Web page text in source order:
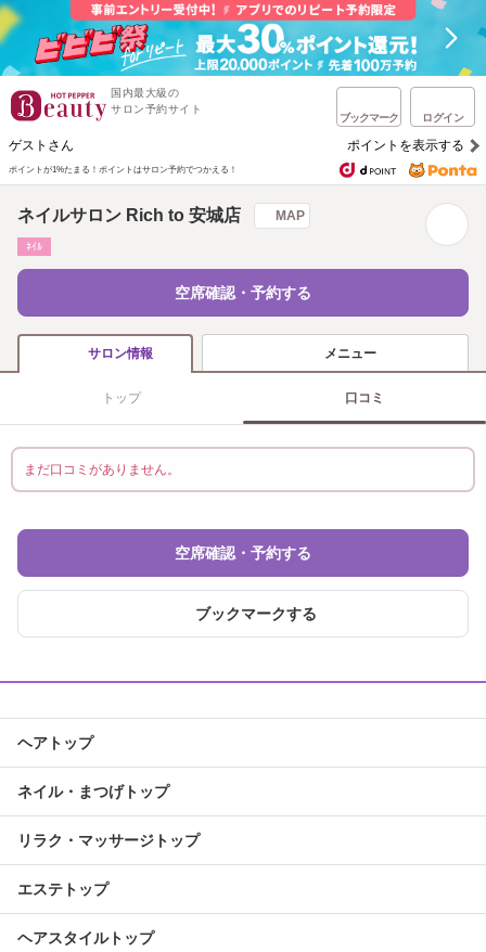
国内最大級の
サロン予約サイト
ブックマーク ログイン
ゲストさん ポイントを表示する
ポイントが1%たまる！ ポイントはサロン予約でつかえる！
ネイルサロン Rich to 安城店 MAP
ﾈｲﾙ
空席確認・予約する
サロン情報 メニュー
トップ 口コミ
まだ口コミがありません。
空席確認・予約する
ブックマークする
ヘアトップ
ネイル・まつげトップ
リラク・マッサージトップ
エステトップ
ヘアスタイルトップ